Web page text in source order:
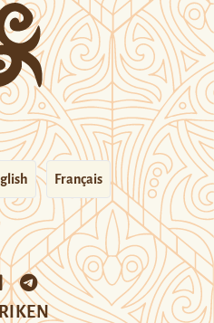
Français